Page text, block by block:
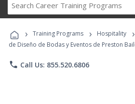
Career
Programs
› Training Programs › Hospitality ›
de Diseño de Bodas y Eventos de Preston
phone Call Us: 855.520.6806